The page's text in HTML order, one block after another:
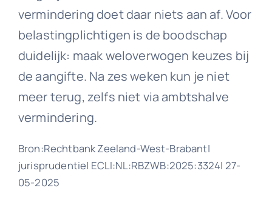
vermindering doet daar niets aan af. Voor
belastingplichtigen is de boodschap
duidelijk: maak weloverwogen keuzes bij
de aangifte. Na zes weken kun je niet
meer terug, zelfs niet via ambtshalve
vermindering.
Bron:Rechtbank Zeeland-West-Brabant|
jurisprudentie| ECLI:NL:RBZWB:2025:3324| 27-
05-2025